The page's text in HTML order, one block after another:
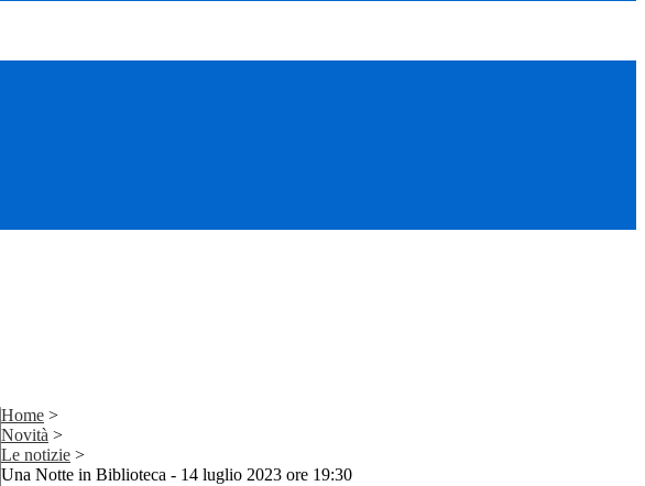
Home >
Novità >
Le notizie >
Una Notte in Biblioteca - 14 luglio 2023 ore 19:30